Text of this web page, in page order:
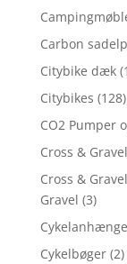
Carbon
Citybike dæk
Citybikes (128)
CO2 Pumper
Cross &
Cross &
Gravel (3)
Cykelbøger (2)